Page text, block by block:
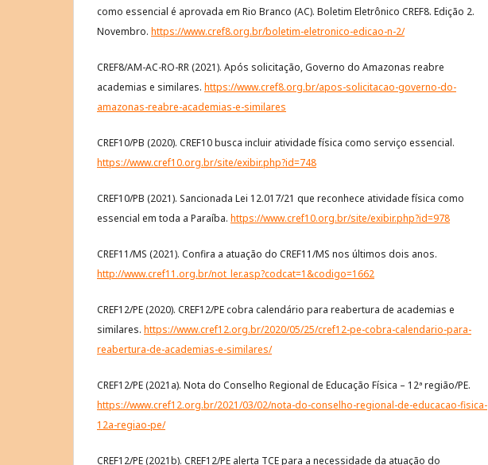
como essencial é aprovada em Rio Branco (AC). Boletim Eletrônico CREF8. Edição 2.
Novembro. https://www.cref8.org.br/boletim-eletronico-edicao-n-2/
CREF8/AM-AC-RO-RR (2021). Após solicitação, Governo do Amazonas reabre
academias e similares. https://www.cref8.org.br/apos-solicitacao-governo-do-
amazonas-reabre-academias-e-similares
CREF10/PB (2020). CREF10 busca incluir atividade física como serviço essencial.
https://www.cref10.org.br/site/exibir.php?id=748
CREF10/PB (2021). Sancionada Lei 12.017/21 que reconhece atividade física como
essencial em toda a Paraíba. https://www.cref10.org.br/site/exibir.php?id=978
CREF11/MS (2021). Confira a atuação do CREF11/MS nos últimos dois anos.
http://www.cref11.org.br/not_ler.asp?codcat=1&codigo=1662
CREF12/PE (2020). CREF12/PE cobra calendário para reabertura de academias e
similares. https://www.cref12.org.br/2020/05/25/cref12-pe-cobra-calendario-para-
reabertura-de-academias-e-similares/
CREF12/PE (2021a). Nota do Conselho Regional de Educação Física – 12ª região/PE.
https://www.cref12.org.br/2021/03/02/nota-do-conselho-regional-de-educacao-fisica-
12a-regiao-pe/
CREF12/PE (2021b). CREF12/PE alerta TCE para a necessidade da atuação do